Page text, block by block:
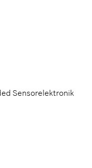
Sensorelektronik